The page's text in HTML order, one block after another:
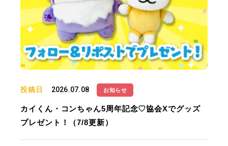
投稿日 2026.07.08 お知らせ
カイくん・コンちゃん5周年記念♡協会Xでグッズ
プレゼント！（7/8更新）